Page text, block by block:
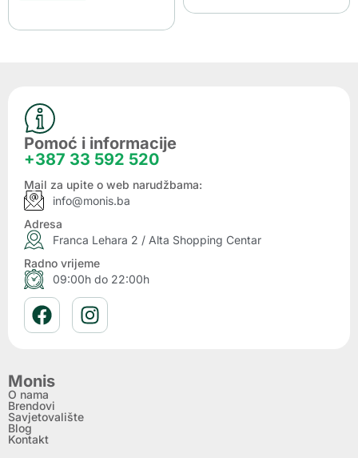
Pomoć i informacije
+387 33 592 520
Mail za upite o web narudžbama:
info@monis.ba
Adresa
Franca Lehara 2 / Alta Shopping Centar
Radno vrijeme
09:00h do 22:00h
Monis
O nama
Brendovi
Savjetovalište
Blog
Kontakt